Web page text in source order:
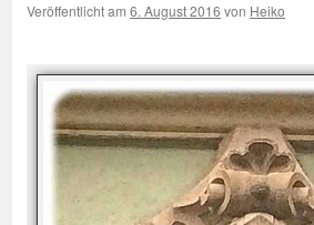
Veröffentlicht am 6. August 2016 von Heiko